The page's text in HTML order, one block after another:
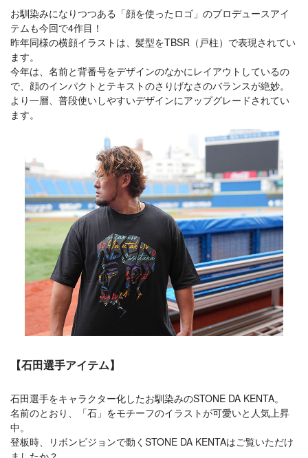
お馴染みになりつつある「顔を使ったロゴ」のプロデュースアイ
テムも今回で4作目！
昨年同様の横顔イラストは、髪型をTBSR（戸柱）で表現されてい
ます。
今年は、名前と背番号をデザインのなかにレイアウトしているの
で、顔のインパクトとテキストのさりげなさのバランスが絶妙。
より一層、普段使いしやすいデザインにアップグレードされてい
ます。
【石田選手アイテム】
石田選手をキャラクター化したお馴染みのSTONE DA KENTA。
名前のとおり、「石」をモチーフのイラストが可愛いと人気上昇
中。
登板時、リボンビジョンで動くSTONE DA KENTAはご覧いただけ